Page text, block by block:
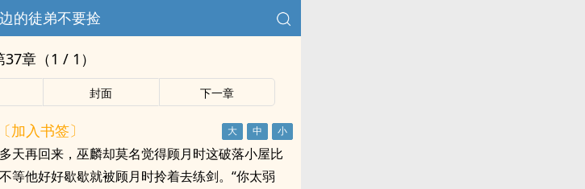
的徒弟不要捡
37章（1 / 1）
封面 下一章
〔加入书签〕
天再回来，巫麟却莫名觉得顾月时这破落小屋比
等他好好歇歇就被顾月时拎着去练剑。“你太弱